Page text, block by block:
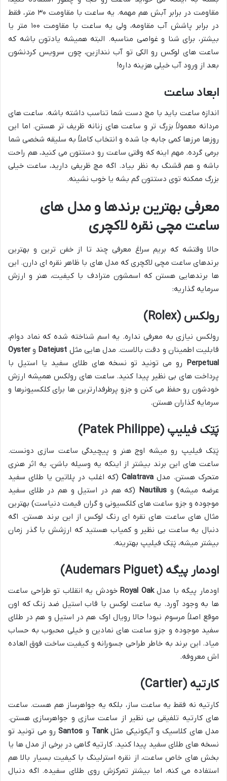
مقاومت در برابر آبش هم مهمه. یه ساعت با مقاومت ۳۰ متر، فقط
در برابر پاشش آب مقاومه، ولی یه ساعت با مقاومت ۱۰۰ متر یا
بیشتر، برای شنا و غواصی مناسبه. البته همیشه یادتون باشه که
ساعت های لوکس رو الکی تو آب نندازین، چون سرویس کردنشون
بعد از ورود آب خیلی هزینه داره!
ابعاد ساعت
اندازه ساعت باید با مچ دست شما تناسب داشته باشه. ساعت های
مردانه معمولاً بزرگ تر و ساعت های زنانه ظریف تر هستن. اما این
روزها مرزها کمی جابه جا شده و انتخاب کاملاً به سلیقه شخصی شما
برمی گرده. مهم اینه که وقتی ساعت رو دستتون می کنید، هم راحت
باشه و هم قشنگ به نظر بیاد. اگه مچ ظریفی دارید، ساعت خیلی
بزرگ ممکنه توی دستتون گم بشه یا خوب نشینه.
معرفی بهترین برندها و مدل های
ساعت مچی نقره لاکچری
حالا وقتشه که بریم سراغ معرفی چند تا از خفن ترین و بهترین
برندهای ساعت مچی لاکچری که مدل های با ظاهر نقره ای دارن. این
ها برندهایی هستن که اسمشون مترادف با کیفیت، هنر و ارزش
سرمایه گذاریه:
رولکس (Rolex)
رولکس نیازی به معرفی نداره. یه اسم شناخته شده که نماد دوام،
قابلیت اطمینان و دقت بالاست. مدل هایی مثل Datejust وOyster
Perpetual رو می تونید تو نسخه های طلای سفید یا استیل با
پرداخت های بی نظیر پیدا کنید. ساعت های رولکس همیشه ارزش
خودشون رو حفظ می کنن و جزو پرطرفدارترین ها برای کلکسیونرها و
سرمایه گذاران هستن.
پَتِک فیلیپ (Patek Philippe)
پَتِک فیلیپ رو میشه اوج هنر و پیچیدگی ساعت سازی دونست.
ساعت های این برند بیشتر از اینکه یه وسیله باشن، یه اثر هنری
متحرک هستن. مدلCalatrava (که اغلب در پلاتین یا طلای سفید
عرضه میشه) و Nautilus (که هم در استیل و هم در طلای سفید
موجوده و جزو ساعت های کلکسیونی و گران قیمت دنیاست) بهترین
مثال های ساعت های نقره ای رنگ لوکس از این برند هستن. اگه
دنبال یه ساعت بی نظیر و کمیاب هستید که ارزشش با گذر زمان
بیشتر میشه، پَتِک فیلیپ بهترینه.
اودمار پیگه (Audemars Piguet)
اودمار پیگه با مدلRoyal Oakخودش یه انقلاب تو طراحی ساعت
ها به وجود آورد. یه ساعت لوکس با قاب استیل ضد زنگ که اون
موقع اصلاً مرسوم نبود! حالا رویال اوک هم در استیل و هم در طلای
سفید موجوده و جزو ساعت های نمادین و خیلی محبوب به حساب
میاد. این برند به خاطر طراحی جسورانه و کیفیت ساخت فوق العاده
اش معروفه.
کارتیه (Cartier)
کارتیه نه فقط یه ساعت ساز، بلکه یه جواهرساز هم هست. ساعت
های کارتیه تلفیقی بی نظیر از ساعت سازی و جواهرسازی هستن.
مدل های کلاسیک و آیکونیکی مثلTank و Santosرو می تونید تو
نسخه های طلای سفید پیدا کنید. کارتیه گاهی در برخی از مدل ها یا
بخش های خاص ساعت، از نقره استرلینگ با کیفیت بسیار بالا هم
استفاده می کنه، اما بیشتر تمرکزش روی طلای سفیده. اگه دنبال